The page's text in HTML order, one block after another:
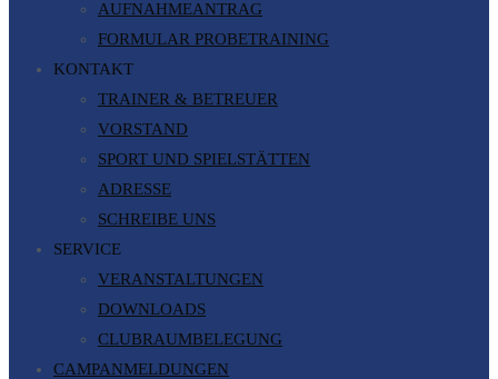
AUFNAHMEANTRAG
FORMULAR PROBETRAINING
KONTAKT
TRAINER & BETREUER
VORSTAND
SPORT UND SPIELSTÄTTEN
ADRESSE
SCHREIBE UNS
SERVICE
VERANSTALTUNGEN
DOWNLOADS
CLUBRAUMBELEGUNG
CAMPANMELDUNGEN